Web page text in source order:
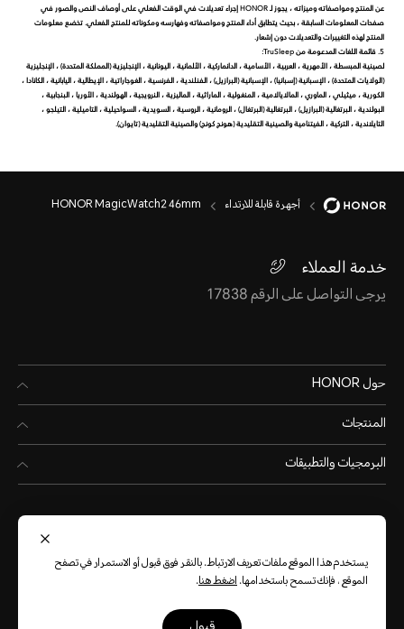
عن المنتج ومواصفاته وميزاته ، يجوز لـ HONOR إجراء تعديلات في الوقت الفعلي على أوصاف النص والصور في
صفحات المعلومات السابقة ، بحيث يتطابق أداء المنتج ومواصفاته وفهارسه ومكوناته للمنتج الفعلي. تخضع معلومات
المنتج لهذه التغييرات والتعديلات دون إشعار.
5. قائمة اللغات المدعومة من TruSleep:
لصينية المبسطة ، الأمهرية ، العربية ، الأسامية ، الدانماركية ، الألمانية ، اليونانية ، الإنجليزية (المملكة المتحدة) ، الإنجليزية
(الولايات المتحدة) ، الإسبانية (إسبانيا) ، الإسبانية (البرازيل) ، الفنلندية ، الفرنسية ، الغوجاراتية ، الإيطالية ، اليابانية ، الكانادا ،
الكورية ، ميثيلي ، الماوري ، المالايالامية ، المنغولية ، الماراثية ، الماليزية ، النرويجية ، الهولندية ، الأوريا ، البنجابية ،
البولندية ، البرتغالية (البرازيل) ، البرتغالية (البرتغال) ، الرومانية ، الروسية ، السويدية ، السواحيلية ، التاميلية ، التيلجو ،
التايلاندية ، التركية ، الفيتنامية والصينية التقليدية (هونج كونج) والصينية التقليدية (تايوان).
أجهرة قابلة للارتداء HONOR MagicWatch2 46mm
خدمة العملاء
يرجى التواصل على الرقم 17838
حول HONOR
المنتجات
البرمجيات والتطبيقات
Egypt (العربية)
يستخدم هذا الموقع ملفات تعريف الارتباط. بالنقر فوق قبول أو الاستمرار في تصفح
الموقع ، فإنك تسمح باستخدامها.اضغط هنا.